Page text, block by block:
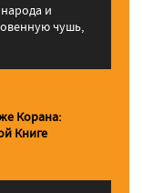
и
чушь,
Корана:
Книге